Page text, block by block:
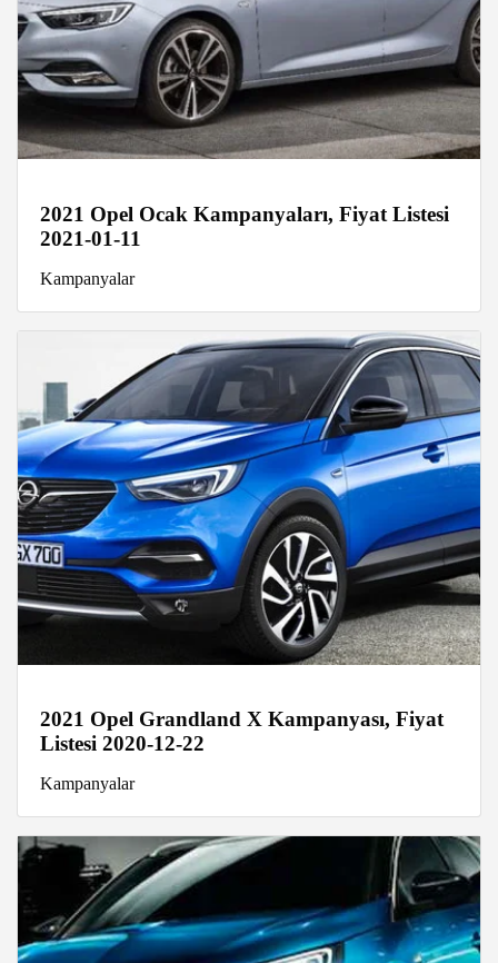
2021 Opel Ocak Kampanyaları, Fiyat Listesi
2021-01-11
Kampanyalar
2021 Opel Grandland X Kampanyası, Fiyat
Listesi 2020-12-22
Kampanyalar